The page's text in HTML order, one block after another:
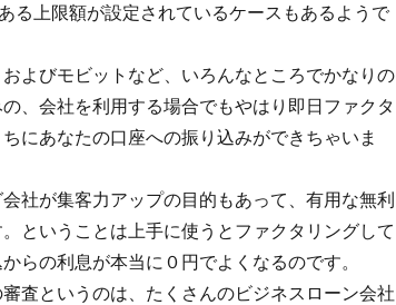
る上限額が設定されているケースもあるようで
よびモビットなど、いろんなところでかなりの
、会社を利用する場合でもやはり即日ファクタ
にあなたの口座への振り込みができちゃいま
社が集客力アップの目的もあって、有用な無利
ということは上手に使うとファクタリングして
らの利息が本当に０円でよくなるのです。
査というのは、たくさんのビジネスローン会社